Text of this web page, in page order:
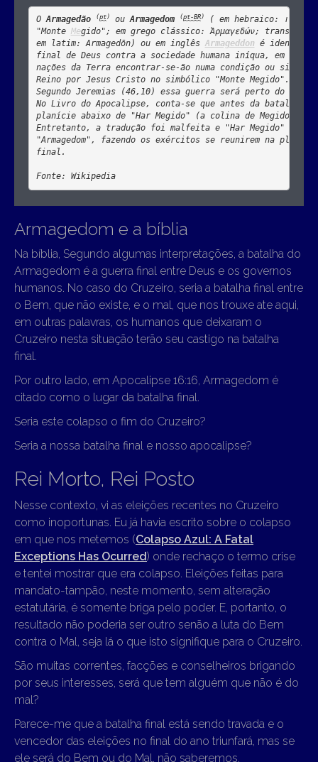
O Armagedão (pt) ou Armagedom (pt-BR) ( em hebraico:
מגידו
"Monte Megido"; em grego clássico: Ἁρμαγεδών; trans
em latim: Armagedōn) ou em inglês Armageddon é
final de Deus contra a sociedade humana iníqua, em que
nações da Terra encontrar-se-ão numa condição ou
Reino por Jesus Cristo no simbólico "Monte Megido".
Segundo Jeremias (46,10) essa guerra será perto do rio
No Livro do Apocalipse, conta-se que antes da batalha
planície abaixo de "Har Megido" (a colina de Megido).
Entretanto, a tradução foi malfeita e "Har Megido" foi
"Armagedom", fazendo os exércitos se reunirem na
final.
Fonte: Wikipedia
Armagedom e a bíblia
Na bíblia, Segundo algumas interpretações, a batalha do
Armagedom é a guerra final entre Deus e os governos
humanos. No caso do Cruzeiro, seria a batalha final entre
o Bem, que não existe, e o mal, que nos trouxe ate aqui,
em outras palavras, os humanos que deixaram o
Cruzeiro nesta situação terão seu castigo na batalha
final.
Por outro lado, em Apocalipse 16:16, Armagedom é
citado como o lugar da batalha final.
Seria este colapso o fim do Cruzeiro?
Seria a nossa batalha final e nosso apocalipse?
Rei Morto, Rei Posto
Nesse contexto, vi as eleições recentes no Cruzeiro
como inoportunas. Eu já havia escrito sobre o colapso
em que nos metemos (Colapso Azul: A Fatal
Exceptions Has Ocurred) onde rechaço o termo crise
e tentei mostrar que era colapso. Eleições feitas para
mandato-tampão, neste momento, sem alteração
estatutária, é somente briga pelo poder. E, portanto, o
resultado não poderia ser outro senão a luta do Bem
contra o Mal, seja lá o que isto signifique para o Cruzeiro.
São muitas correntes, facções e conselheiros brigando
por seus interesses, será que tem alguém que não é do
mal?
Parece-me que a batalha final está sendo travada e o
vencedor das eleições no final do ano triunfará, mas se
ele será do Bem ou do Mal, não saberemos.